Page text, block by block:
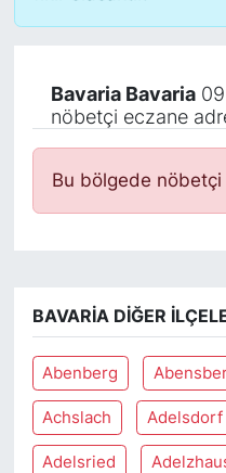
Bavaria Bavaria09
nöbetçi eczane
Bu bölgede nöbetçi
BAVARIA DIĞER
Abenberg
Achslach Adelsdorf
Adelsried